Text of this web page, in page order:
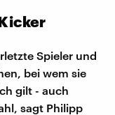
Spieler und
bei wem sie
gilt - auch
sagt Philipp